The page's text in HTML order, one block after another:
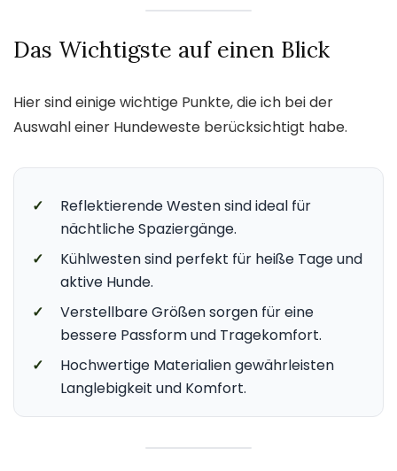
Das Wichtigste auf einen Blick
Hier sind einige wichtige Punkte, die ich bei der
Auswahl einer Hundeweste berücksichtigt habe.
✓
Reflektierende Westen sind ideal für
nächtliche Spaziergänge.
✓
Kühlwesten sind perfekt für heiße Tage und
aktive Hunde.
✓
Verstellbare Größen sorgen für eine
bessere Passform und Tragekomfort.
✓
Hochwertige Materialien gewährleisten
Langlebigkeit und Komfort.